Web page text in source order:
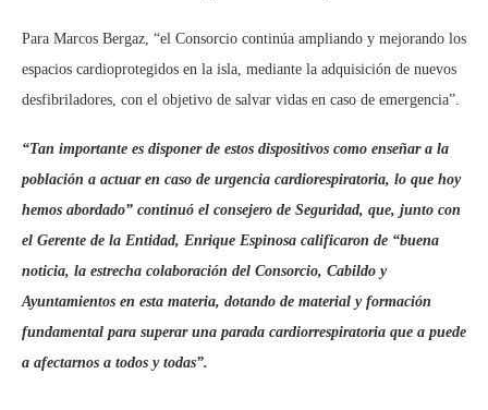
Para Marcos Bergaz, “el Consorcio continúa ampliando y mejorando los
espacios cardioprotegidos en la isla, mediante la adquisición de nuevos
desfibriladores, con el objetivo de salvar vidas en caso de emergencia”.
“Tan importante es disponer de estos dispositivos como enseñar a la
población a actuar en caso de urgencia cardiorespiratoria, lo que hoy
hemos abordado” continuó el consejero de Seguridad, que, junto con
el Gerente de la Entidad, Enrique Espinosa calificaron de “buena
noticia, la estrecha colaboración del Consorcio, Cabildo y
Ayuntamientos en esta materia, dotando de material y formación
fundamental para superar una parada cardiorrespiratoria que a puede
a afectarnos a todos y todas”.